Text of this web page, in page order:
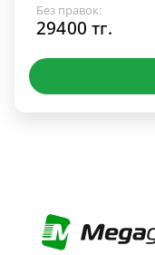
Без правок:
29400 тг.